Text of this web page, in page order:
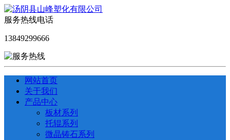
服务热线电话
13849299666
网站首页
关于我们
产品中心
板材系列
托辊系列
微晶铸石系列